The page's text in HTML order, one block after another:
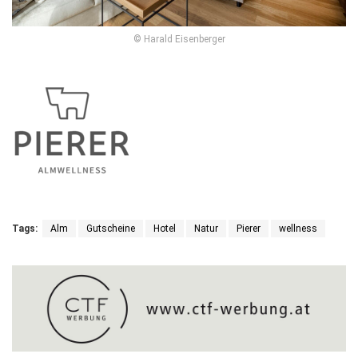
© Harald Eisenberger
Tags: Alm Gutscheine Hotel Natur Pierer wellness